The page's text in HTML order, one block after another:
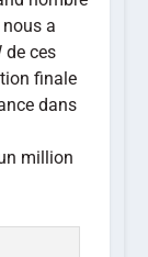
a
de ces
finale
dans
million